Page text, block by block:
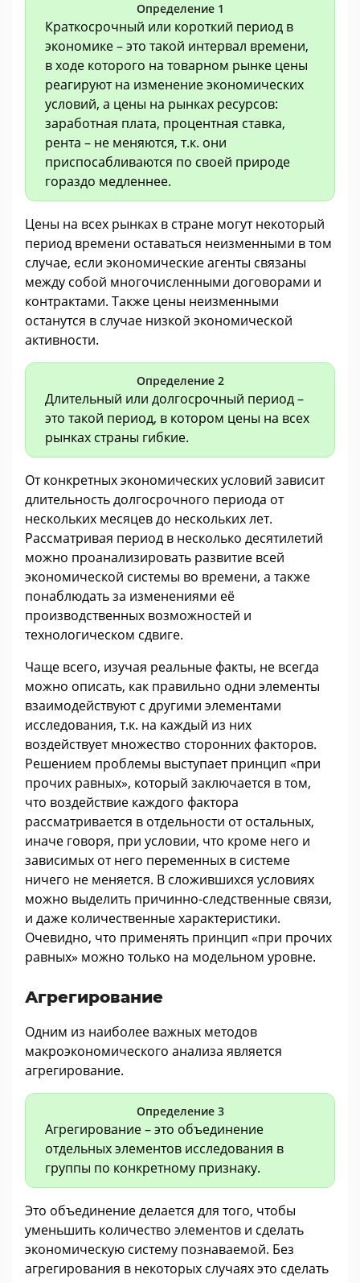
Определение 1
Краткосрочный или короткий период в
экономике – это такой интервал времени,
в ходе которого на товарном рынке цены
реагируют на изменение экономических
условий, а цены на рынках ресурсов:
заработная плата, процентная ставка,
рента – не меняются, т.к. они
приспосабливаются по своей природе
гораздо медленнее.
Цены на всех рынках в стране могут некоторый
период времени оставаться неизменными в том
случае, если экономические агенты связаны
между собой многочисленными договорами и
контрактами. Также цены неизменными
останутся в случае низкой экономической
активности.
Определение 2
Длительный или долгосрочный период –
это такой период, в котором цены на всех
рынках страны гибкие.
От конкретных экономических условий зависит
длительность долгосрочного периода от
нескольких месяцев до нескольких лет.
Рассматривая период в несколько десятилетий
можно проанализировать развитие всей
экономической системы во времени, а также
понаблюдать за изменениями её
производственных возможностей и
технологическом сдвиге.
Чаще всего, изучая реальные факты, не всегда
можно описать, как правильно одни элементы
взаимодействуют с другими элементами
исследования, т.к. на каждый из них
воздействует множество сторонних факторов.
Решением проблемы выступает принцип «при
прочих равных», который заключается в том,
что воздействие каждого фактора
рассматривается в отдельности от остальных,
иначе говоря, при условии, что кроме него и
зависимых от него переменных в системе
ничего не меняется. В сложившихся условиях
можно выделить причинно-следственные связи,
и даже количественные характеристики.
Очевидно, что применять принцип «при прочих
равных» можно только на модельном уровне.
Агрегирование
Одним из наиболее важных методов
макроэкономического анализа является
агрегирование.
Определение 3
Агрегирование – это объединение
отдельных элементов исследования в
группы по конкретному признаку.
Это объединение делается для того, чтобы
уменьшить количество элементов и сделать
экономическую систему познаваемой. Без
агрегирования в некоторых случаях это сделать